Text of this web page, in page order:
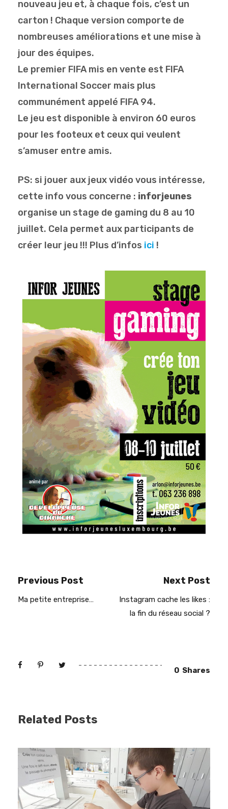
nouveau jeu et, à chaque fois, c’est un
carton ! Chaque version comporte de
nombreuses améliorations et une mise à
jour des équipes.
Le premier FIFA mis en vente est FIFA
International Soccer mais plus
communément appelé FIFA 94.
Le jeu est disponible à environ 60 euros
pour les footeux et ceux qui veulent
s’amuser entre amis.
PS: si jouer aux jeux vidéo vous intéresse,
cette info vous concerne : inforjeunes
organise un stage de gaming du 8 au 10
juillet. Cela permet aux participants de
créer leur jeu !!! Plus d’infos ici !
Previous Post
Ma petite entreprise…
Next Post
Instagram cache les likes :
la fin du réseau social ?
0 Shares
Related Posts